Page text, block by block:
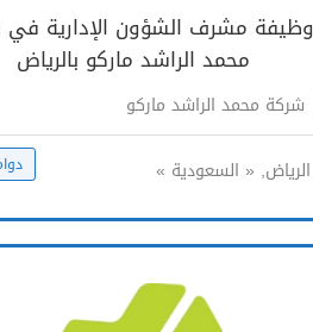
وظيفة مشرف الشؤون الإدارية
محمد الراشد ماركو بالرياض
شركة محمد الراشد ماركو
الرياض, « السعودية »